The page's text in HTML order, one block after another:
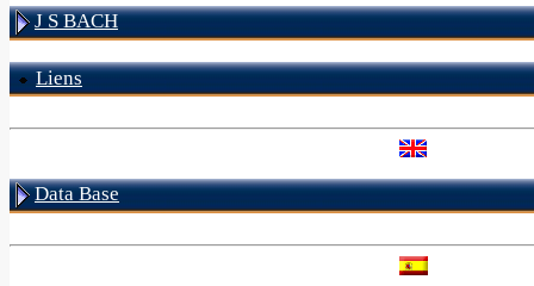
J S BACH
Liens
Data Base